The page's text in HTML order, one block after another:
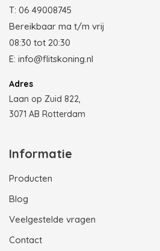
T: 06 49008745
Bereikbaar ma t/m vrij
08:30 tot 20:30
E: info@flitskoning.nl
Adres
Laan op Zuid 822,
3071 AB Rotterdam
Informatie
Producten
Blog
Veelgestelde vragen
Contact